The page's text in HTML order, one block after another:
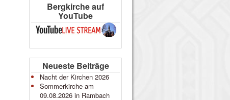
Bergkirche auf
YouTube
Neueste Beiträge
Nacht der Kirchen 2026
Sommerkirche am
09.08.2026 in Rambach